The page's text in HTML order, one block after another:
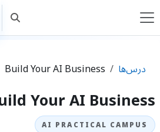
پنل کناری
درس‌ها Build Your AI Business
Your AI Business